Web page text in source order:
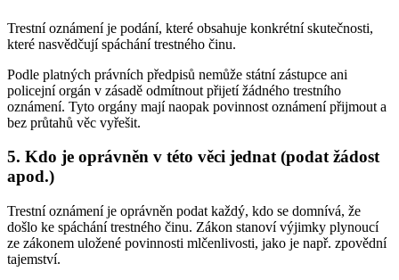
Trestní oznámení je podání, které obsahuje konkrétní skutečnosti,
které nasvědčují spáchání trestného činu.
Podle platných právních předpisů nemůže státní zástupce ani
policejní orgán v zásadě odmítnout přijetí žádného trestního
oznámení. Tyto orgány mají naopak povinnost oznámení přijmout a
bez průtahů věc vyřešit.
5. Kdo je oprávněn v této věci jednat (podat žádost
apod.)
Trestní oznámení je oprávněn podat každý, kdo se domnívá, že
došlo ke spáchání trestného činu. Zákon stanoví výjimky plynoucí
ze zákonem uložené povinnosti mlčenlivosti, jako je např. zpovědní
tajemství.